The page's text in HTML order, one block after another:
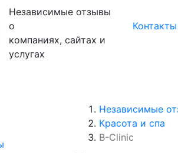
Независимые отзывы
о
компаниях, сайтах и
услугах
Контакты
Независимые
Красота и спа
B-Clinic